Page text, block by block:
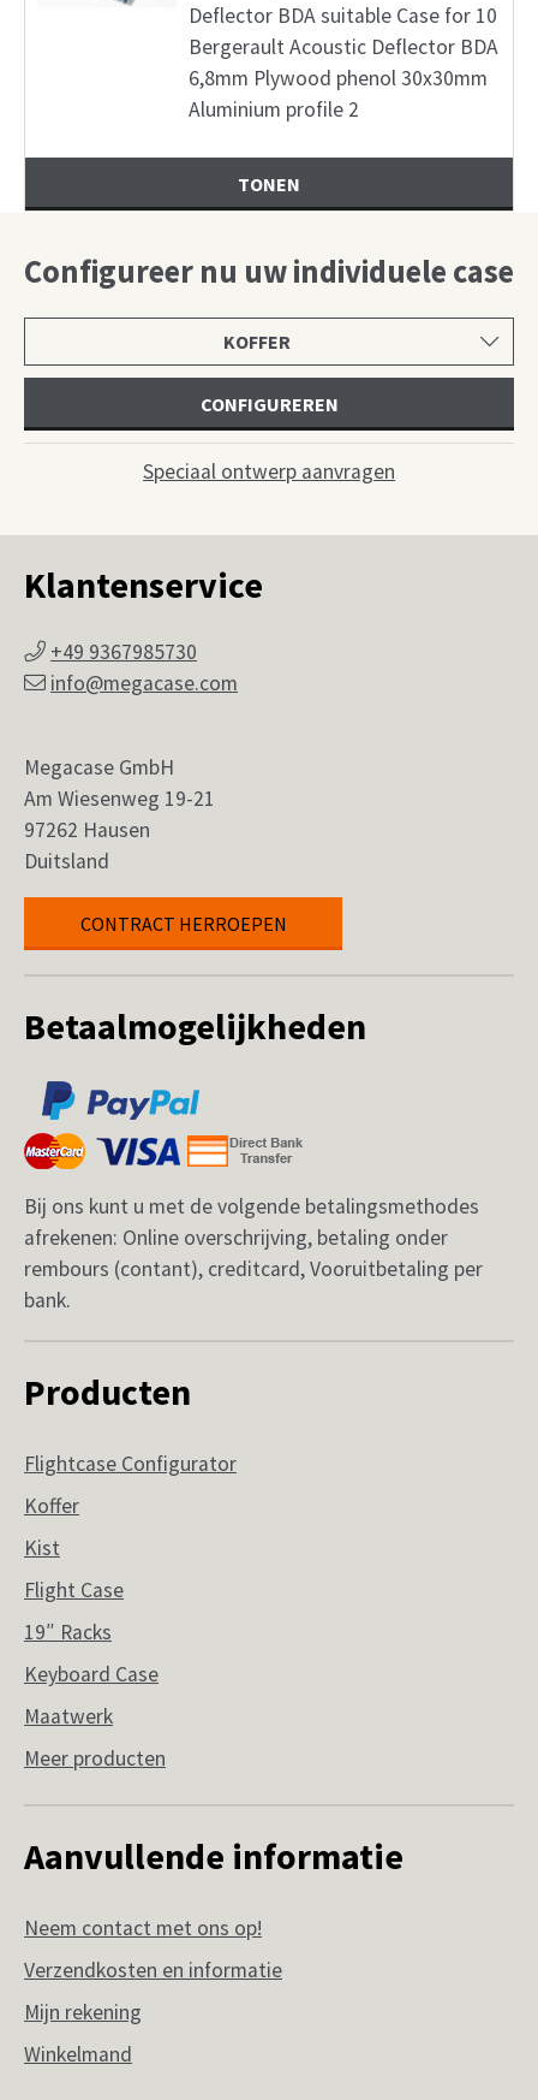
Deflector BDA suitable Case for 10
Bergerault Acoustic Deflector BDA
6,8mm Plywood phenol 30x30mm
Aluminium profile 2
TONEN
Configureer nu uw individuele case
productcategorie
CONFIGUREREN
Speciaal ontwerp aanvragen
Betaalmogelijkheden
Bij ons kunt u met de volgende betalingsmethodes
afrekenen: Online overschrijving, betaling onder
rembours (contant), creditcard, Vooruitbetaling per
bank.
Producten
Flightcase Configurator
Koffer
Kist
Flight Case
19″ Racks
Keyboard Case
Maatwerk
Meer producten
Aanvullende informatie
Neem contact met ons op!
Verzendkosten en informatie
Mijn rekening
Winkelmand
Klantenservice
+49 9367985730
info@megacase.com
Megacase GmbH
Am Wiesenweg 19-21
97262 Hausen
Duitsland
CONTRACT HERROEPEN